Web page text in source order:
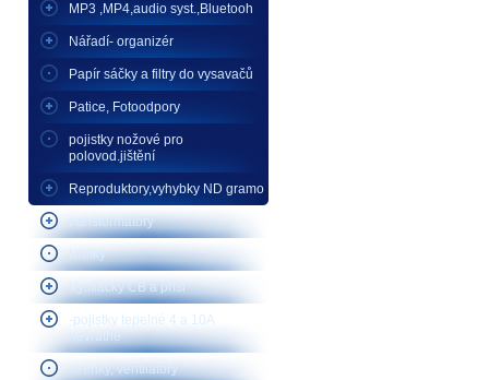
MP3 ,MP4,audio syst.,Bluetooh
Nářadí- organizér
Papír sáčky a filtry do vysavačů
Patice, Fotoodpory
pojistky nožové pro
polovod.jištění
Reproduktory,vyhybky ND gramo
transformátory
Uhlíky
Vysílačky CB a přísl
-pojistky tepelné 4 a 10A
nevratné
sirenky, ventilátory